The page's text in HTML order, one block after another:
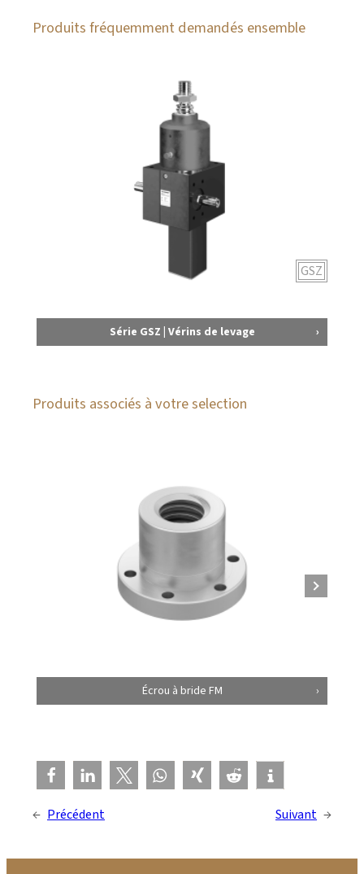
Produits fréquemment demandés ensemble
GSZ
Série GSZ | Vérins de levage
Produits associés à votre selection
Écrou à bride FM
← Précédent Suivant →